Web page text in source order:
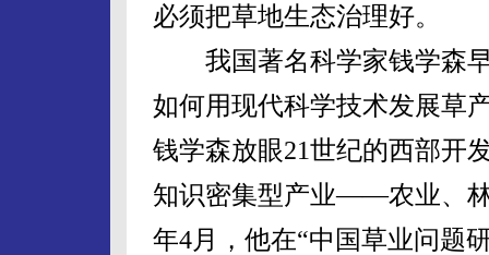
必须把草地生态治理好。
我国著名科学家钱学森早
如何用现代科学技术发展草
钱学森放眼21世纪的西部开
知识密集型产业——农业、
年4月，他在“中国草业问题